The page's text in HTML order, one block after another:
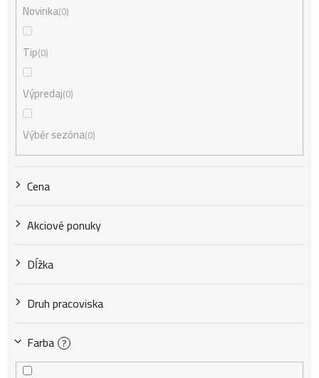
o
d
u
k
Novinka 0
Tip 0
Výpredaj 0
Výběr sezóna 0
Cena
Akciové ponuky
Dĺžka
Druh pracoviska
Farba ?